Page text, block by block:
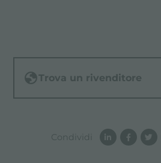
Trova un rivenditore
Condividi